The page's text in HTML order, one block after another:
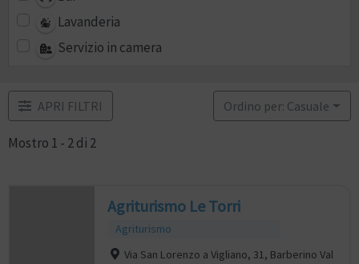
Lavanderia
Servizio in camera
APRI FILTRI
Mostro 1 - 2 di 2
Ordino per: Casuale
Agriturismo Le Torri
Agriturismo
Via San Lorenzo a Vigliano, 31, Barberino Val